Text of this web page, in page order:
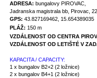
ADRESA: bungalovy PIROVAC,
Jadranska magistrala bb, Pirovac,
GPS: 43.827169462 15.654389035
PLÁŽ: 150 m
VZDÁLENOST OD CENTRA
VZDÁLENOST OD LETIŠTÉ V
KAPACITA / CAPACITY:
1 x bungalov B2+2 (2 ložnice)
2 x bungalov B4+1 (2 ložnice)